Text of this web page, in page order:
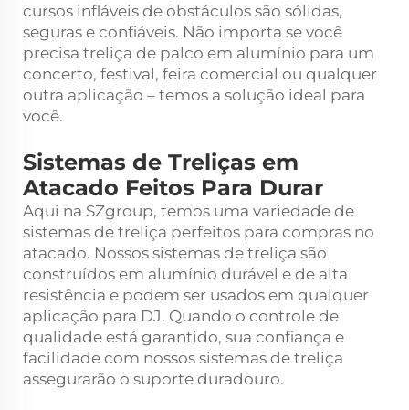
cursos infláveis de obstáculos são sólidas,
seguras e confiáveis. Não importa se você
precisa treliça de palco em alumínio para um
concerto, festival, feira comercial ou qualquer
outra aplicação – temos a solução ideal para
você.
Sistemas de Treliças em
Atacado Feitos Para Durar
Aqui na SZgroup, temos uma variedade de
sistemas de treliça perfeitos para compras no
atacado. Nossos sistemas de treliça são
construídos em alumínio durável e de alta
resistência e podem ser usados em qualquer
aplicação para DJ. Quando o controle de
qualidade está garantido, sua confiança e
facilidade com nossos sistemas de treliça
assegurarão o suporte duradouro.